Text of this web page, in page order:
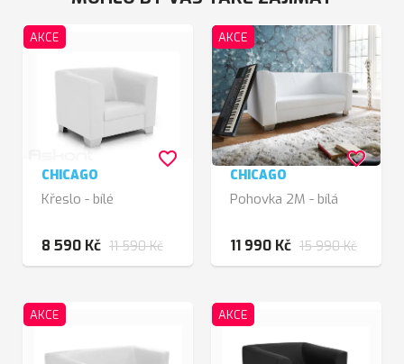
AKCE
CHICAGO
Křeslo - bílé
8 590 Kč 11 590 Kč
favorite_border
AKCE
CHICAGO
Pohovka 2M - bílá
11 990 Kč 15 990 Kč
favorite_border
AKCE AKCE